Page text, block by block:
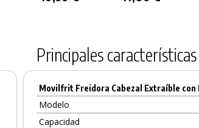
Principales características
Movilfrit Freidora Cabezal Extraíble con
Modelo
Capacidad